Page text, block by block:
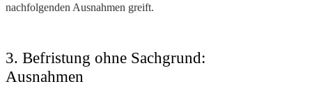
nachfolgenden Ausnahmen greift.
3. Befristung ohne Sachgrund:
Ausnahmen